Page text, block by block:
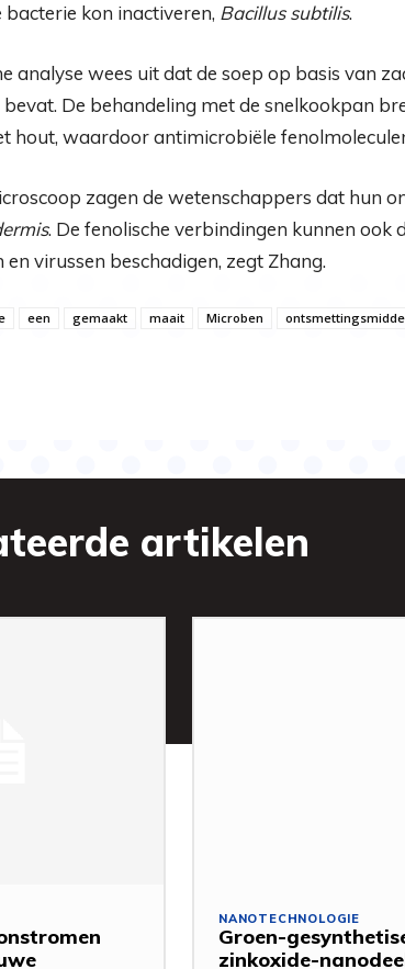
bacterie kon inactiveren, Bacillus subtilis.
analyse wees uit dat de soep op basis van
De behandeling met de snelkookpan
hout, waardoor antimicrobiële
zagen de wetenschappers dat hun
. De fenolische verbindingen kunnen
virussen beschadigen, zegt Zhang.
een gemaakt maait Microben
artikelen
NANOTECHNOLOGIE
Groen-
zinkoxide-